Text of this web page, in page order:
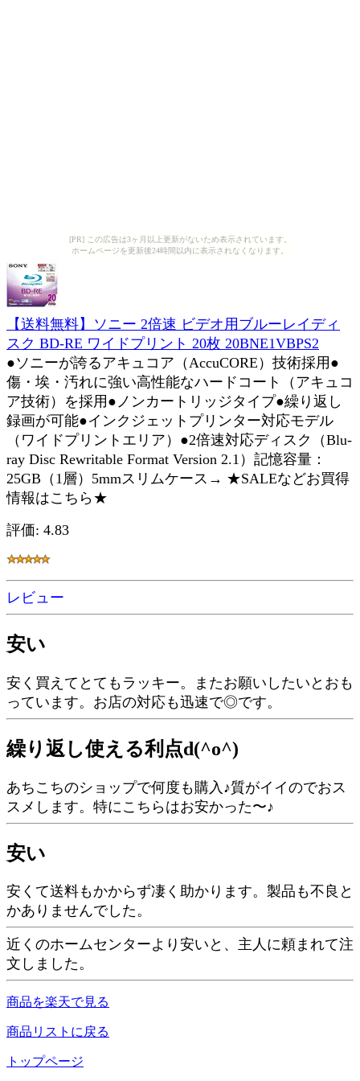
[PR] この広告は3ヶ月以上更新がないため表示されています。
ホームページを更新後24時間以内に表示されなくなります。
【送料無料】ソニー 2倍速 ビデオ用ブルーレイディ
スク BD-RE ワイドプリント 20枚 20BNE1VBPS2
●ソニーが誇るアキュコア（AccuCORE）技術採用●
傷・埃・汚れに強い高性能なハードコート（アキュコ
ア技術）を採用●ノンカートリッジタイプ●繰り返し
録画が可能●インクジェットプリンター対応モデル
（ワイドプリントエリア）●2倍速対応ディスク（Blu-
ray Disc Rewritable Format Version 2.1）記憶容量：
25GB（1層）5mmスリムケース→ ★SALEなどお買得
情報はこちら★
評価: 4.83
レビュー
安い
安く買えてとてもラッキー。またお願いしたいとおも
っています。お店の対応も迅速で◎です。
繰り返し使える利点d(^o^)
あちこちのショップで何度も購入♪質がイイのでおス
スメします。特にこちらはお安かった〜♪
安い
安くて送料もかからず凄く助かります。製品も不良と
かありませんでした。
近くのホームセンターより安いと、主人に頼まれて注
文しました。
商品を楽天で見る
商品リストに戻る
トップページ